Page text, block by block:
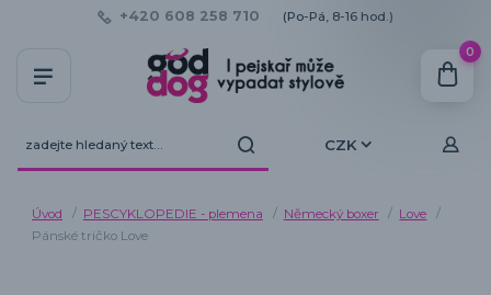
CZK
+420 608 258 710 (Po-Pá, 8-16 hod.)
0
Úvod PESCYKLOPEDIE - plemena Německý boxer
Love
Pánské tričko Love